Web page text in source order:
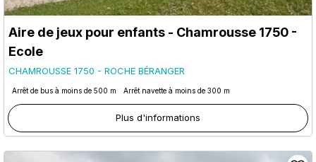
Aire de jeux pour enfants - Chamrousse 1750 -
Ecole
CHAMROUSSE 1750 - ROCHE BÉRANGER
Arrêt de bus à moins de 500 m Arrêt navette à moins de 300 m
Plus d'informations